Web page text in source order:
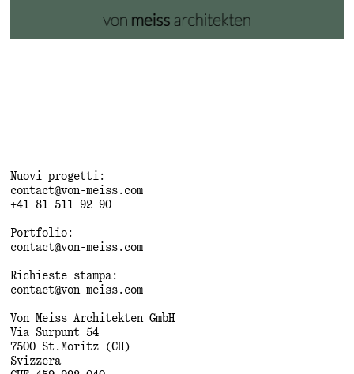
Nuovi progetti:
contact@von-meiss.com
+41 81 511 92 90
Portfolio:
contact@von-meiss.com
Richieste stampa:
contact@von-meiss.com
Von Meiss Architekten GmbH
Via Surpunt 54
7500 St.Moritz (CH)
Svizzera